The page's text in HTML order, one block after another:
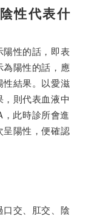
性代表什
陽性的話，即表
為陽性的話，應
性結果。以愛滋
則代表血液中
此時診所會進
呈陽性，便確認
交、肛交、陰